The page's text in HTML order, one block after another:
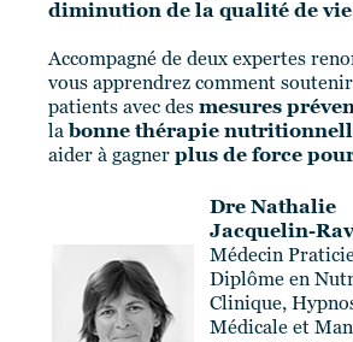
diminution de la qualité de vie
Accompagné de deux expertes
vous apprendrez comment
patients avec des mesures
la bonne thérapie
aider à gagner plus de force
Dre Nathalie
Jacquelin-
Médecin
Diplôme en
Clinique,
Médicale et